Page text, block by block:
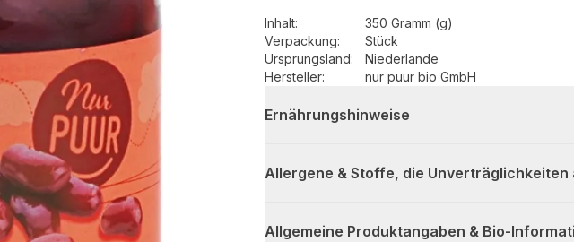
Inhalt:
350 Gramm (g)
Verpackung:
Stück
Ursprungsland:
Niederlande
Hersteller: nur puur bio GmbH
Ernährungshinweise
Allergene & Stoffe, die Unverträglichkeiten
Allgemeine Produktangaben & Bio-